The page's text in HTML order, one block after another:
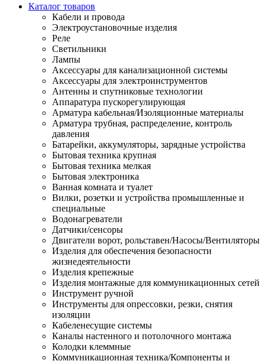
Каталог товаров
Кабели и провода
Электроустановочные изделия
Реле
Светильники
Лампы
Аксессуары для канализационной системы
Аксессуары для электроинструментов
Антенны и спутниковые технологии
Аппаратура пускорегулирующая
Арматура кабельная/Изоляционные материалы
Арматура трубная, распределение, контроль
давления
Батарейки, аккумуляторы, зарядные устройства
Бытовая техника крупная
Бытовая техника мелкая
Бытовая электроника
Ванная комната и туалет
Вилки, розетки и устройства промышленные и
специальные
Водонагреватели
Датчики/сенсоры
Двигатели ворот, рольставен/Насосы/Вентиляторы
Изделия для обеспечения безопасности
жизнедеятельности
Изделия крепежные
Изделия монтажные для коммуникационных сетей
Инструмент ручной
Инструменты для опрессовки, резки, снятия
изоляции
Кабеленесущие системы
Каналы настенного и потолочного монтажа
Колодки клеммные
Коммуникационная техника/Компоненты и